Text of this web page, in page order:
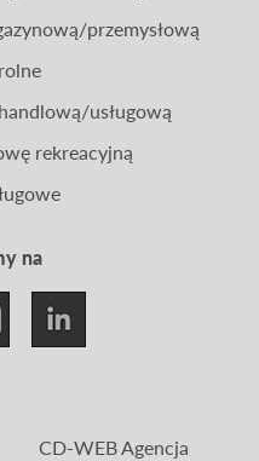
na
przemysłową
usługową
rekreacyjną
CD-WEB Agencja